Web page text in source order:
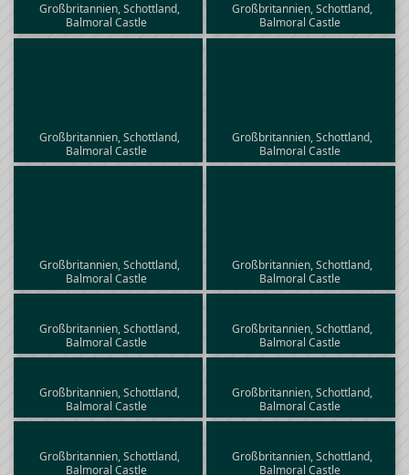
Großbritannien, Schottland,
Balmoral Castle
Großbritannien, Schottland,
Balmoral Castle
Großbritannien, Schottland,
Balmoral Castle
Großbritannien, Schottland,
Balmoral Castle
Großbritannien, Schottland,
Balmoral Castle
Großbritannien, Schottland,
Balmoral Castle
Großbritannien, Schottland,
Balmoral Castle
Großbritannien, Schottland,
Balmoral Castle
Großbritannien, Schottland,
Balmoral Castle
Großbritannien, Schottland,
Balmoral Castle
Großbritannien, Schottland,
Balmoral Castle
Großbritannien, Schottland,
Balmoral Castle